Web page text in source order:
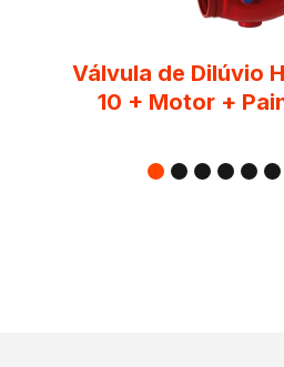
Válvula de Dilúvio
10 + Motor +